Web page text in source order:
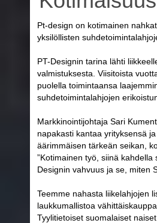
Pt-design on kotimainen
yksilöllisten
PT-Designin tarina lähti
valmistuksesta. Viisitoista
puolella toimintaansa
suhdetoimintalahjojen
Markkinointijohtaja Sari
napakasti kantaa yrityksensä
äärimmäisen tärkeän seikan,
”Kotimainen työ, siinä
Designin vahvuus ja se, miten
Teemme nahasta liikelahjojen
laukkumallistoa
Tyylitietoiset suomalaiset